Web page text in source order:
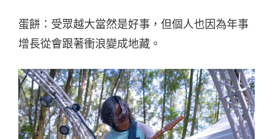
蛋餅：受眾越大當然是好事，但個人也因為年事
增長從會跟著衝浪變成地藏。